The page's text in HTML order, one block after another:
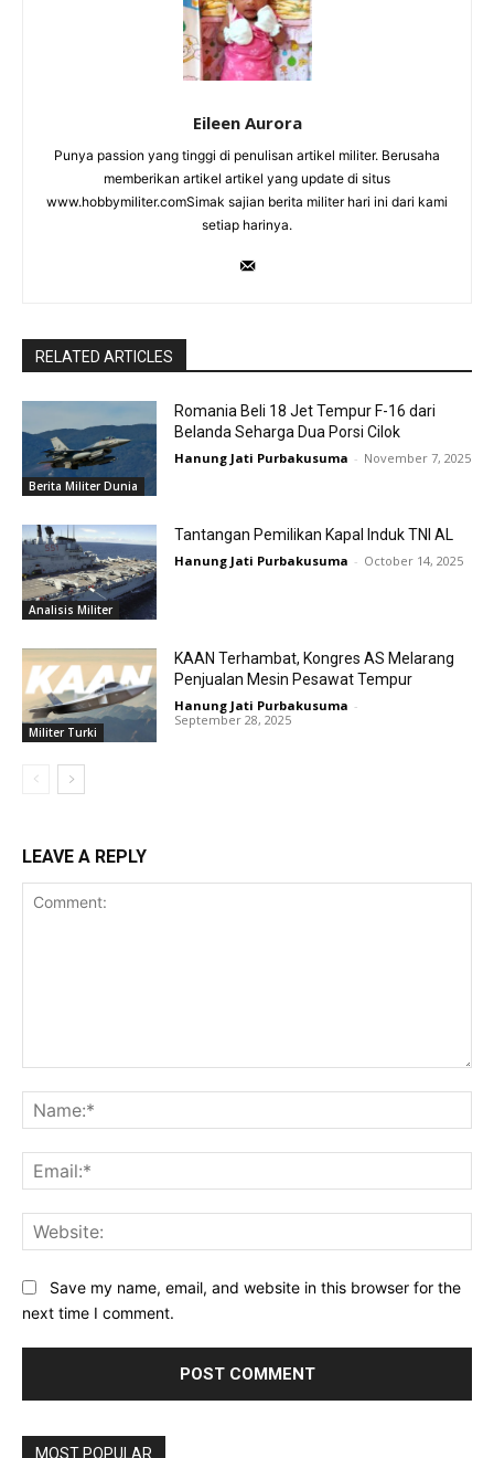
Eileen Aurora
Punya passion yang tinggi di penulisan artikel militer. Berusaha
memberikan artikel artikel yang update di situs
www.hobbymiliter.comSimak sajian berita militer hari ini dari kami
setiap harinya.
RELATED ARTICLES
Berita Militer Dunia
Romania Beli 18 Jet Tempur F-16 dari
Belanda Seharga Dua Porsi Cilok
Hanung Jati Purbakusuma - November 7, 2025
Analisis Militer
Tantangan Pemilikan Kapal Induk TNI AL
Hanung Jati Purbakusuma - October 14, 2025
Militer Turki
KAAN Terhambat, Kongres AS Melarang
Penjualan Mesin Pesawat Tempur
Hanung Jati Purbakusuma -
September 28, 2025
LEAVE A REPLY
Save my name, email, and website in this browser for the
next time I comment.
MOST POPULAR